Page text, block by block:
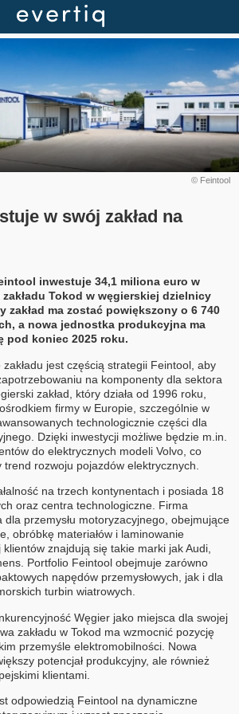
© Feintool
w swój zakład na
inwestuje 34,1 miliona euro w
Tokod w węgierskiej dzielnicy
zakład ma zostać powiększony o 6 740
a nowa jednostka produkcyjna ma
pod koniec 2025 roku.
jest częścią strategii Feintool, aby
na komponenty dla sektora
zakład, który działa od 1996 roku,
firmy w Europie, szczególnie w
technologicznie części dla
Dzięki inwestycji możliwe będzie m.in.
do elektrycznych modeli Volvo, co
rozwoju pojazdów elektrycznych.
na trzech kontynentach i posiada 18
oraz centra technologiczne. Firma
przemysłu motoryzacyjnego, obejmujące
obróbkę materiałów i laminowanie
znajdują się takie marki jak Audi,
Portfolio Feintool obejmuje zarówno
napędów przemysłowych, jak i dla
turbin wiatrowych.
Węgier jako miejsca dla swojej
zakładu w Tokod ma wzmocnić pozycję
przemyśle elektromobilności. Nowa
potencjał produkcyjny, ale również
klientami.
odpowiedzią Feintool na dynamiczne